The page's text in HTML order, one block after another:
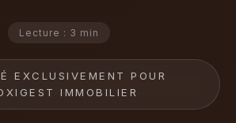
Lecture : 3 min
EXCLUSIVEMENT POUR
IMMOBILIER